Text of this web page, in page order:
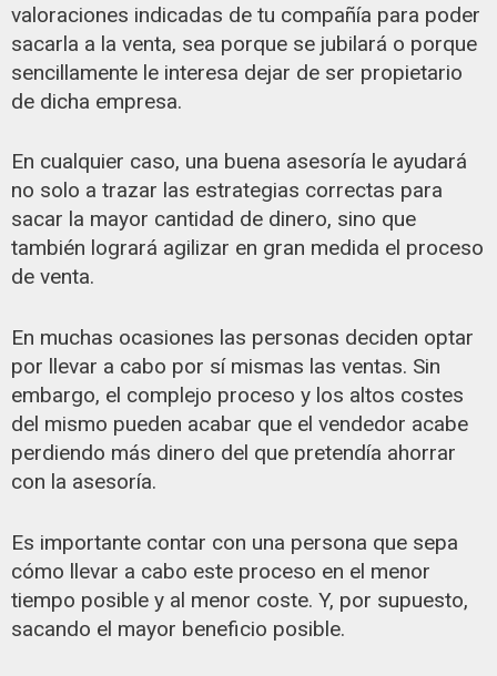
valoraciones indicadas de tu compañía para poder
sacarla a la venta, sea porque se jubilará o porque
sencillamente le interesa dejar de ser propietario
de dicha empresa.
En cualquier caso, una buena asesoría le ayudará
no solo a trazar las estrategias correctas para
sacar la mayor cantidad de dinero, sino que
también logrará agilizar en gran medida el proceso
de venta.
En muchas ocasiones las personas deciden optar
por llevar a cabo por sí mismas las ventas. Sin
embargo, el complejo proceso y los altos costes
del mismo pueden acabar que el vendedor acabe
perdiendo más dinero del que pretendía ahorrar
con la asesoría.
Es importante contar con una persona que sepa
cómo llevar a cabo este proceso en el menor
tiempo posible y al menor coste. Y, por supuesto,
sacando el mayor beneficio posible.